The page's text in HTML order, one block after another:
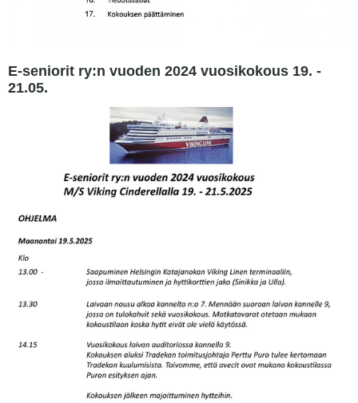
E-seniorit ry:n vuoden 2024 vuosikokous 19. -
21.05.